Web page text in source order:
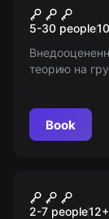
5-30 people10
теорию на
Book
2-7 people12+